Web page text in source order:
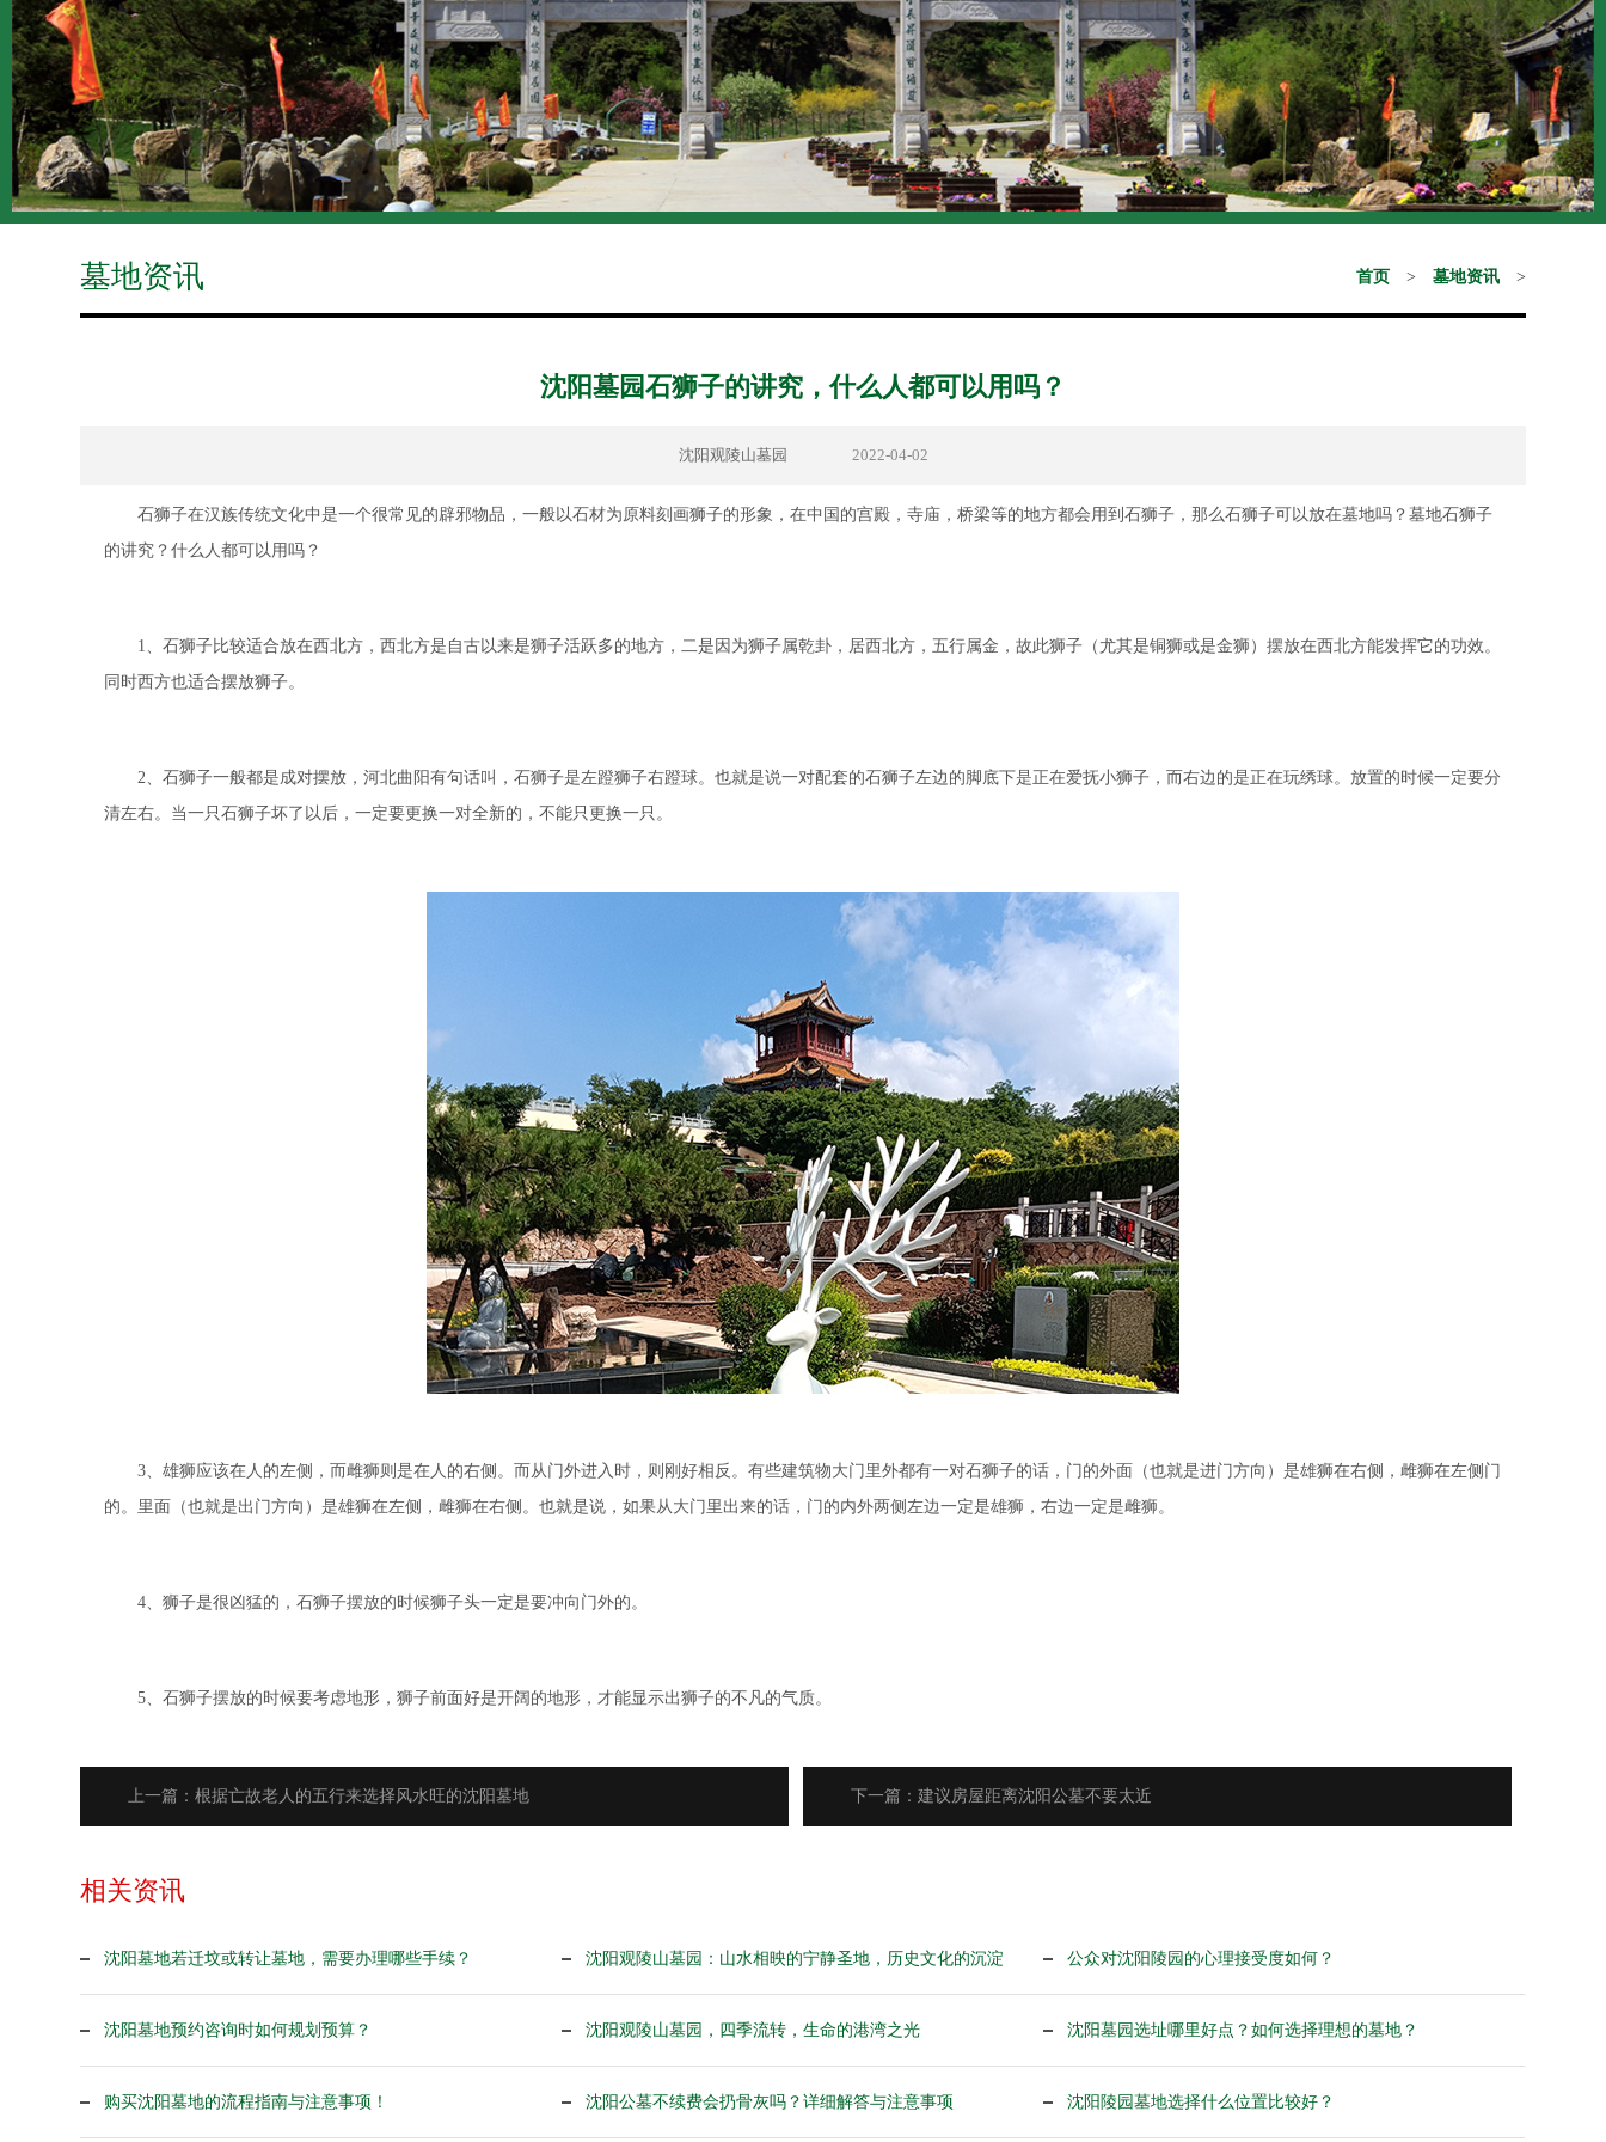
墓地资讯 首页 > 墓地资讯 >
沈阳墓园石狮子的讲究，什么人都可以用吗？
沈阳观陵山墓园 2022-04-02
石狮子在汉族传统文化中是一个很常见的辟邪物品，一般以石材为原料刻画狮子的形象，在中国的宫殿，寺庙，桥梁等的地方都会用到石狮子，那么石狮子可以放在墓地吗？墓地石狮子
的讲究？什么人都可以用吗？
1、石狮子比较适合放在西北方，西北方是自古以来是狮子活跃多的地方，二是因为狮子属乾卦，居西北方，五行属金，故此狮子（尤其是铜狮或是金狮）摆放在西北方能发挥它的功效。
同时西方也适合摆放狮子。
2、石狮子一般都是成对摆放，河北曲阳有句话叫，石狮子是左蹬狮子右蹬球。也就是说一对配套的石狮子左边的脚底下是正在爱抚小狮子，而右边的是正在玩绣球。放置的时候一定要分
清左右。当一只石狮子坏了以后，一定要更换一对全新的，不能只更换一只。
3、雄狮应该在人的左侧，而雌狮则是在人的右侧。而从门外进入时，则刚好相反。有些建筑物大门里外都有一对石狮子的话，门的外面（也就是进门方向）是雄狮在右侧，雌狮在左侧门
的。里面（也就是出门方向）是雄狮在左侧，雌狮在右侧。也就是说，如果从大门里出来的话，门的内外两侧左边一定是雄狮，右边一定是雌狮。
4、狮子是很凶猛的，石狮子摆放的时候狮子头一定是要冲向门外的。
5、石狮子摆放的时候要考虑地形，狮子前面好是开阔的地形，才能显示出狮子的不凡的气质。
上一篇：根据亡故老人的五行来选择风水旺的沈阳墓地 下一篇：建议房屋距离沈阳公墓不要太近
相关资讯
沈阳墓地若迁坟或转让墓地，需要办理哪些手续？ 沈阳观陵山墓园：山水相映的宁静圣地，历史文化的沉淀 公众对沈阳陵园的心理接受度如何？
沈阳墓地预约咨询时如何规划预算？ 沈阳观陵山墓园，四季流转，生命的港湾之光 沈阳墓园选址哪里好点？如何选择理想的墓地？
购买沈阳墓地的流程指南与注意事项！ 沈阳公墓不续费会扔骨灰吗？详细解答与注意事项 沈阳陵园墓地选择什么位置比较好？